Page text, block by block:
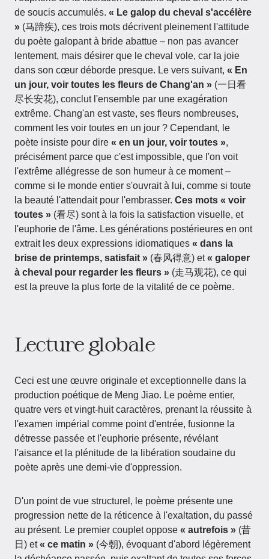
de soucis accumulés. « Le galop du cheval s'accélère
» (马蹄疾), ces trois mots décrivent pleinement l'attitude
du poète galopant à bride abattue – non pas avancer
lentement, mais désirer que le cheval vole, car la joie
dans son cœur déborde presque. Le vers suivant, « En
un jour, voir toutes les fleurs de Chang'an » (一日看
尽长安花), conclut l'ensemble par une exagération
extrême. Chang'an est vaste, ses fleurs nombreuses,
comment les voir toutes en un jour ? Cependant, le
poète insiste pour dire « en un jour, voir toutes »,
précisément parce que c'est impossible, que l'on voit
l'extrême allégresse de son humeur à ce moment –
comme si le monde entier s'ouvrait à lui, comme si toute
la beauté l'attendait pour l'embrasser. Ces mots « voir
toutes » (看尽) sont à la fois la satisfaction visuelle, et
l'euphorie de l'âme. Les générations postérieures en ont
extrait les deux expressions idiomatiques « dans la
brise de printemps, satisfait » (春风得意) et« galoper
à cheval pour regarder les fleurs » (走马观花), ce qui
est la preuve la plus forte de la vitalité de ce poème.
Lecture globale
Ceci est une œuvre originale et exceptionnelle dans la
production poétique de Meng Jiao. Le poème entier,
quatre vers et vingt-huit caractères, prenant la réussite à
l'examen impérial comme point d'entrée, fusionne la
détresse passée et l'euphorie présente, révélant
l'aisance et la plénitude de la libération soudaine du
poète après une demi-vie d'oppression.
D'un point de vue structurel, le poème présente une
progression nette de la réticence à l'exaltation, du passé
au présent. Le premier couplet oppose « autrefois » (昔
日) et« ce matin » (今朝), évoquant d'abord légèrement